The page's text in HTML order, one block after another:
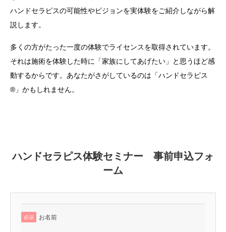
ハンドセラピスの可能性やビジョンを実体験をご紹介しながら解
説します。
多くの方がたった一度の体験でライセンスを取得されています。
それは施術を体験した時に「家族にしてあげたい」と思うほど感
動するからです。あなたがさがしているのは「ハンドセラピス
®」かもしれません。
ハンドセラピス体験セミナー 事前申込フォ
ーム
必須 お名前